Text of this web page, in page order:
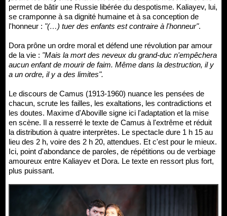
permet de bâtir une Russie libérée du despotisme. Kaliayev, lui,
se cramponne à sa dignité humaine et à sa conception de
l'honneur : "(…) tuer des enfants est contraire à l'honneur".
Dora prône un ordre moral et défend une révolution par amour
de la vie : "Mais la mort des neveux du grand-duc n'empêchera
aucun enfant de mourir de faim. Même dans la destruction, il y
a un ordre, il y a des limites".
Le discours de Camus (1913-1960) nuance les pensées de
chacun, scrute les failles, les exaltations, les contradictions et
les doutes. Maxime d'Aboville signe ici l'adaptation et la mise
en scène. Il a resserré le texte de Camus à l'extrême et réduit
la distribution à quatre interprètes. Le spectacle dure 1 h 15 au
lieu des 2 h, voire des 2 h 20, attendues. Et c'est pour le mieux.
Ici, point d'abondance de paroles, de répétitions ou de verbiage
amoureux entre Kaliayev et Dora. Le texte en ressort plus fort,
plus puissant.